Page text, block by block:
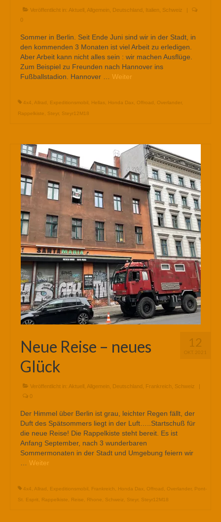
Veröffentlicht in: Aktuell Allgemein Deutschland Italien Schweiz
|
0
Sommer in Berlin. Seit Ende Juni sind wir in der Stadt, in
den kommenden 3 Monaten ist viel Arbeit zu erledigen.
Aber Arbeit kann nicht alles sein : wir machen Ausflüge.
Zum Beispiel zu Freunden nach Hannover ins
Fußballstadion. Hannover … Weiter
4x4 Allrad Expeditionsmobil Hellas Honda Dax Offroad Overlander,
Rappelkiste
Steyr, Steyr12M18
12
OKT. 2021
Neue Reise – neues
Glück
Veröffentlicht in: Aktuell Allgemein Deutschland Frankreich Schweiz
|
0
Der Himmel über Berlin ist grau, leichter Regen fällt, der
Duft des Spätsommers liegt in der Luft…..Startschuß für
die neue Reise! Die Rappelkiste steht bereit. Es ist
Anfang September, nach 3 wunderbaren
Sommermonaten in der Stadt und Umgebung feiern wir
Weiter
4x4 Allrad Expeditionsmobil Frankreich Honda Dax Offroad Overlander, Pont-
St. Esprit
Rappelkiste Reise Rhone Schweiz Steyr, Steyr12M18